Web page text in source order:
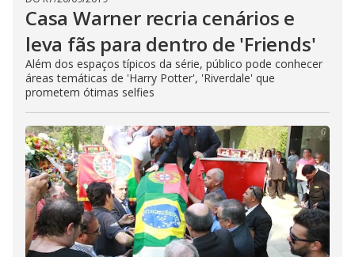
Casa Warner recria cenários e
leva fãs para dentro de 'Friends'
Além dos espaços típicos da série, público pode conhecer
áreas temáticas de 'Harry Potter', 'Riverdale' que
prometem ótimas selfies